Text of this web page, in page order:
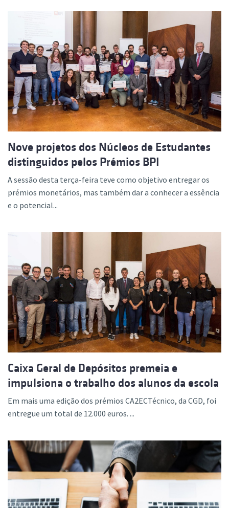
Nove projetos dos Núcleos de Estudantes
distinguidos pelos Prémios BPI
A sessão desta terça-feira teve como objetivo entregar os
prémios monetários, mas também dar a conhecer a essência
e o potencial...
Caixa Geral de Depósitos premeia e
impulsiona o trabalho dos alunos da escola
Em mais uma edição dos prémios CA2ECTécnico, da CGD, foi
entregue um total de 12.000 euros. ...